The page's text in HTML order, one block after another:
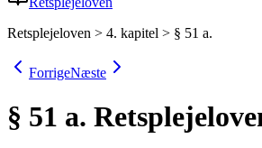
Retsplejeloven > 4. kapitel > § 51 a.
ForrigeNæste
§ 51 a.